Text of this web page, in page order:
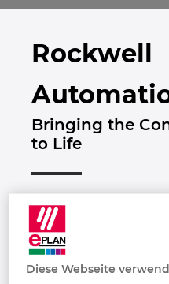
Rockwell
Bringing the
to Life
Brunei
Bulgarien
Chile
China
China Taiwan
Dänemark
Deutschland
Diese Webseite